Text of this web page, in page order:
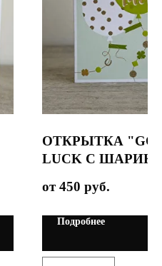
ОТКРЫТКА
LUCK С
450 руб.
Подробнее